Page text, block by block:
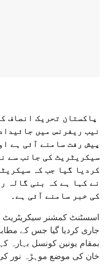
پاکستان تحریک انصاف
نیب ریفرنس میں
پیش رفت سامنے آئی ہے
سیکریٹریٹ کی جانب سے
کردیا گیا جب کہ
نے کہا ہے کہ بنی گالہ
کی خبر سامنے آئی ہے۔
اسسٹنٹ کمشنر سیکریٹریٹ
جاری کردیا گیا جس کے
بمقام یونین کونسل بہارہ
خان کی موضع موہڑہ نور کی